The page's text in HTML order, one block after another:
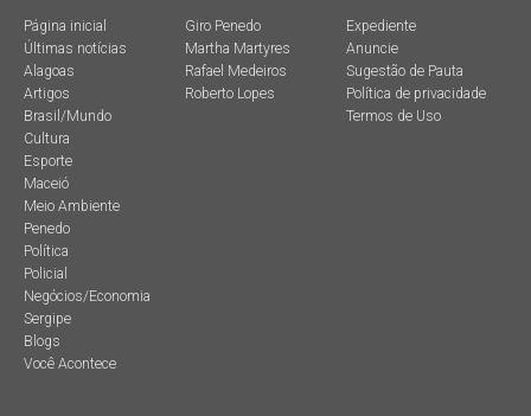
Página inicial
Últimas notícias
Alagoas
Artigos
Brasil/Mundo
Cultura
Esporte
Maceió
Meio Ambiente
Penedo
Política
Policial
Negócios/Economia
Sergipe
Blogs
Você Acontece
Giro Penedo
Martha Martyres
Rafael Medeiros
Roberto Lopes
Expediente
Anuncie
Sugestão de Pauta
Política de privacidade
Termos de Uso